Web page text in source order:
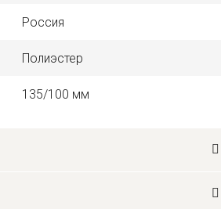
Россия
Полиэстер
135/100 мм